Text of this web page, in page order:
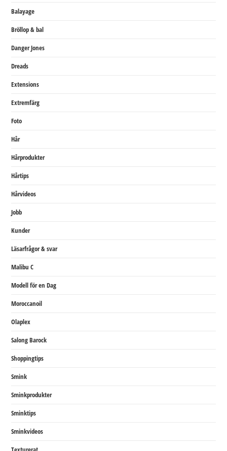
Balayage
Bröllop & bal
Danger Jones
Dreads
Extensions
Extremfärg
Foto
Hår
Hårprodukter
Hårtips
Hårvideos
Jobb
Kunder
Läsarfrågor & svar
Malibu C
Modell för en Dag
Moroccanoil
Olaplex
Salong Barock
Shoppingtips
Smink
Sminkprodukter
Sminktips
Sminkvideos